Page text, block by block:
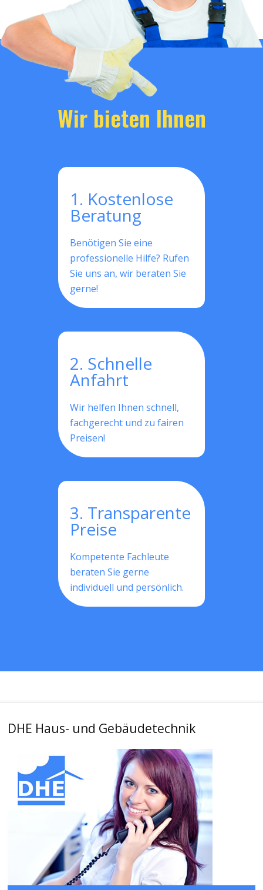
Wir bieten Ihnen
1. Kostenlose
Beratung
Benötigen Sie eine
professionelle Hilfe? Rufen
Sie uns an, wir beraten Sie
gerne!
2. Schnelle
Anfahrt
Wir helfen Ihnen schnell,
fachgerecht und zu fairen
Preisen!
3. Transparente
Preise
Kompetente Fachleute
beraten Sie gerne
individuell und persönlich.
DHE Haus- und Gebäudetechnik